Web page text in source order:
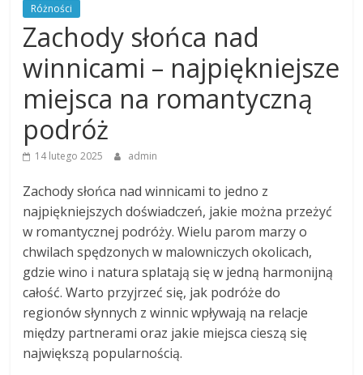
Różności
Zachody słońca nad
winnicami – najpiękniejsze
miejsca na romantyczną
podróż
14 lutego 2025 admin
Zachody słońca nad winnicami to jedno z
najpiękniejszych doświadczeń, jakie można przeżyć
w romantycznej podróży. Wielu parom marzy o
chwilach spędzonych w malowniczych okolicach,
gdzie wino i natura splatają się w jedną harmonijną
całość. Warto przyjrzeć się, jak podróże do
regionów słynnych z winnic wpływają na relacje
między partnerami oraz jakie miejsca cieszą się
największą popularnością.